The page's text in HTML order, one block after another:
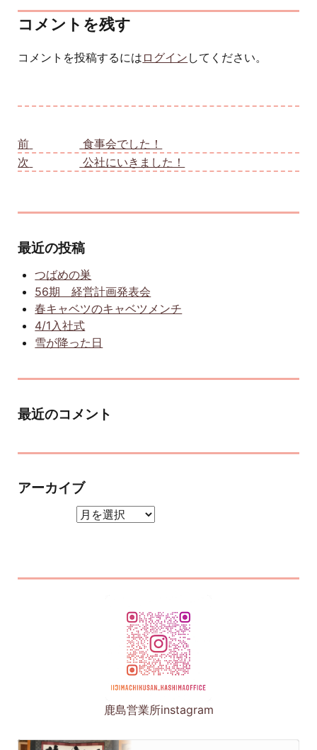
コメントを残す
コメントを投稿するには ログイン してください。
前
食事会でした！
次
公社にいきました！
最近の投稿
つばめの巣
56期 経営計画発表会
春キャベツのキャベツメンチ
4/1入社式
雪が降った日
最近のコメント
アーカイブ
鹿島営業所instagram